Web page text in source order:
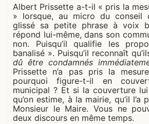
Albert Prissette a-t-il « pris la
» lorsque, au micro du conseil
glissé sa petite phrase à voix
répond lui-même, dans son
non. Puisqu’il qualifie les
banalisé ». Puisqu’il reconnaît
dû être condamnés
Prissette n’a pas pris la
pourquoi figure-t-il en
municipal ? Et si la couverture
qu’on estime, à la mairie, qu’il l’a
Monsieur le Maire. Vous ne
deux discours en même temps.